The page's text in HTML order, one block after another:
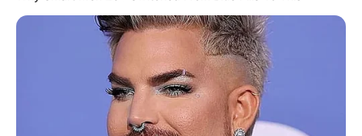
เดือนกรกฎาคม โดย อ.รักษ์ เลขเด็ด